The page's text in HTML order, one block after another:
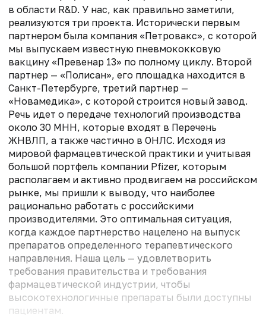
в области R&D. У нас, как правильно заметили,
реализуются три проекта. Исторически первым
партнером была компания «Петровакс», с которой
мы выпускаем известную пневмококковую
вакцину «Превенар 13» по полному циклу. Второй
партнер — «Полисан», его площадка находится в
Санкт-Петербурге, третий партнер —
«Новамедика», с которой строится новый завод.
Речь идет о передаче технологий производства
около 30 МНН, которые входят в Перечень
ЖНВЛП, а также частично в ОНЛС. Исходя из
мировой фармацевтической практики и учитывая
большой портфель компании Pfizer, которым
располагаем и активно продвигаем на российском
рынке, мы пришли к выводу, что наиболее
рационально работать с российскими
производителями. Это оптимальная ситуация,
когда каждое партнерство нацелено на выпуск
препаратов определенного терапевтического
направления. Наша цель — удовлетворить
требования правительства и требования
фармацевтической индустрии, чтобы
высокотехнологичные препараты были доступны
пациентам.